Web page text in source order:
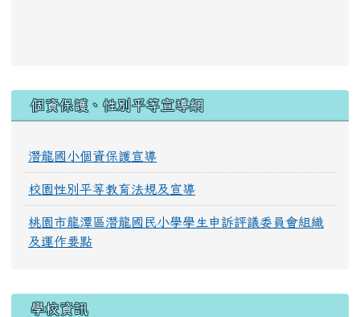
個資保護、性別平等宣導網
潛龍國小個資保護宣導
校園性別平等教育法規及宣導
桃園市龍潭區潛龍國民小學學生申訴評議委員會組織
及運作要點
學校資訊